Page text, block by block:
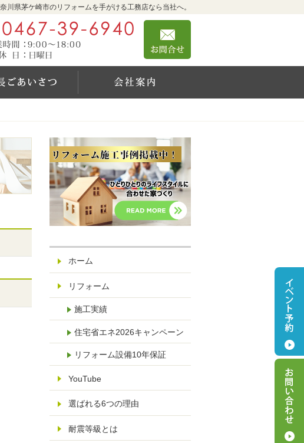
川県茅ケ崎市のリフォームを手がける工務店なら当社へ。
ホーム
リフォーム
施工実績
住宅省エネ2026キャンペーン
リフォーム設備10年保証
YouTube
選ばれる6つの理由
耐震等級とは
0467-39-6940
営業時間9:00～18:00 定休日：日曜日